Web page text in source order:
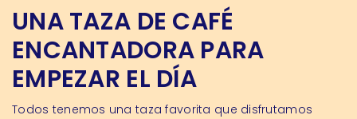
UNA TAZA DE CAFÉ
ENCANTADORA PARA
EMPEZAR EL DÍA
Todos tenemos una taza favorita que disfrutamos